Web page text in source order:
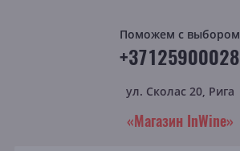
Поможем с выбором
+37125900028
ул. Сколас 20, Рига
«Магазин InWine»